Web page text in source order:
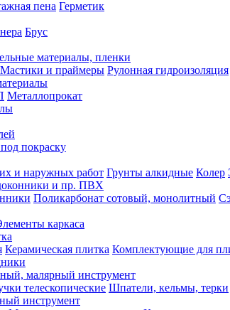
пена Герметик
Брус
материалы, пленки
Мастики и праймеры Рулонная гидроизоляция
Металлопрокат
покраску
и наружных работ Грунты алкидные Колер
и пр. ПВХ
Поликарбонат сотовый, монолитный
каркаса
Керамическая плитка Комплектующие для
малярный инструмент
телескопические Шпатели, кельмы, терки
инструмент